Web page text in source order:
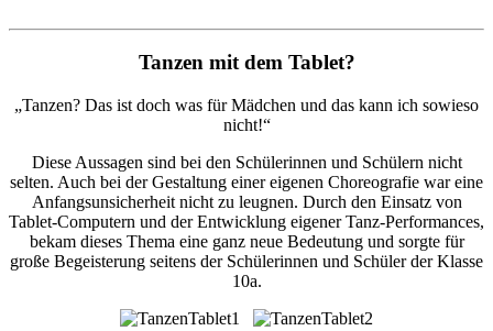
Tanzen mit dem Tablet?
„Tanzen? Das ist doch was für Mädchen und das kann ich sowieso
nicht!“
Diese Aussagen sind bei den Schülerinnen und Schülern nicht
selten. Auch bei der Gestaltung einer eigenen Choreografie war eine
Anfangsunsicherheit nicht zu leugnen. Durch den Einsatz von
Tablet-Computern und der Entwicklung eigener Tanz-Performances,
bekam dieses Thema eine ganz neue Bedeutung und sorgte für
große Begeisterung seitens der Schülerinnen und Schüler der Klasse
10a.